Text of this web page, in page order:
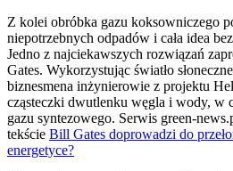
Z kolei obróbka gazu koksowniczego
niepotrzebnych odpadów i cała idea
Jedno z najciekawszych rozwiązań
Gates. Wykorzystując światło
biznesmena inżynierowie z projektu
cząsteczki dwutlenku węgla i wody, w
gazu syntezowego. Serwis green-
tekście Bill Gates doprowadzi do
energetyce?